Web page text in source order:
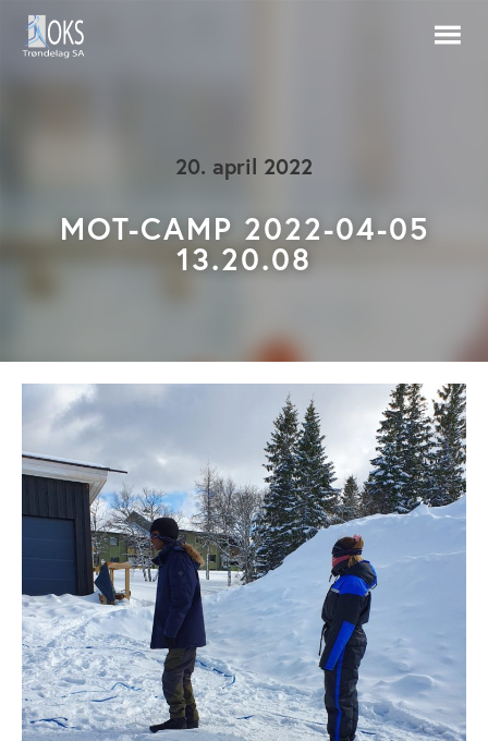
20. april 2022
MOT-CAMP 2022-04-05
13.20.08